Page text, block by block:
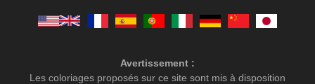
Avertissement :
Les coloriages proposés sur ce site sont mis à disposition